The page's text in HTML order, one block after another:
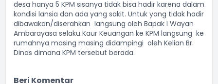
desa hanya 5 KPM sisanya tidak bisa hadir karena dalam
kondisi lansia dan ada yang sakit. Untuk yang tidak hadir
dibawakan/diserahkan langsung oleh Bapak I Wayan
Ambarayasa selaku Kaur Keuangan ke KPM langsung ke
rumahnya masing masing didampingi oleh Kelian Br.
Dinas dimana KPM tersebut berada.
Beri Komentar